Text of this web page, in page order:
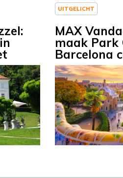
UITGELICHT
MAX
maak Park
Barcelona